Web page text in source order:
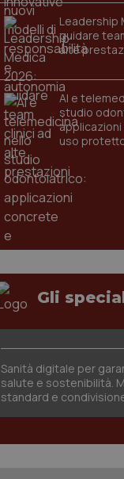
Leadership
guidare
alte
AI e
studio
uso
Gli
Sanità digitale per
salute e sostenibilità.
standard e